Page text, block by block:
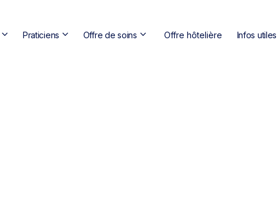
keyboard_arrow_down Praticiens keyboard_arrow_down Offre de soins keyboard_arrow_down Offre hôtelière Infos utiles